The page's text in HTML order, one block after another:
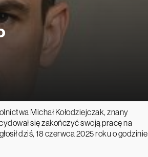
Michał Kołodziejczak, znany
się zakończyć swoją pracę na
dziś, 18 czerwca 2025 roku o godzinie